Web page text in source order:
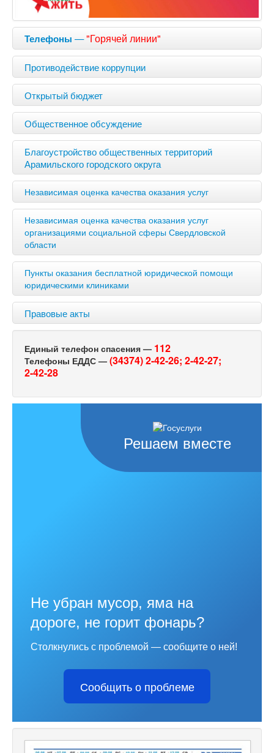
Телефоны —"Горячей линии"
Противодействие коррупции
Открытый бюджет
Общественное обсуждение
Благоустройство общественных территорий
Арамильского городского округа
Независимая оценка качества оказания услуг
Независимая оценка качества оказания услуг
организациями социальной сферы Свердловской
области
Пункты оказания бесплатной юридической помощи
юридическими клиниками
Правовые акты
Единый телефон спасения — 112
Телефоны ЕДДС — (34374) 2-42-26; 2-42-27;
2-42-28
Решаем вместе
Не убран мусор, яма на
дороге, не горит фонарь?
Столкнулись с проблемой — сообщите о ней!
Сообщить о проблеме